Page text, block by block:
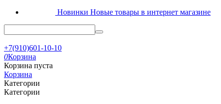
Новинки Новые товары в интернет магазине
+7(910)601-10-10
0Корзина
Корзина пуста
Корзина
Категории
Категории